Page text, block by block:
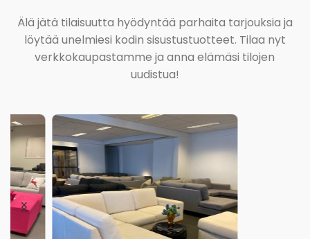
Älä jätä tilaisuutta hyödyntää parhaita tarjouksia ja
löytää unelmiesi kodin sisustustuotteet. Tilaa nyt
verkkokaupastamme ja anna elämäsi tilojen
uudistua!